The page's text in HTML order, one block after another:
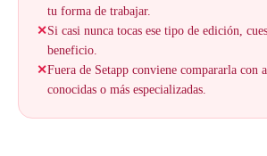
tu forma de trabajar.
✕Si casi nunca tocas ese tipo de edición,
beneficio.
✕Fuera de Setapp conviene compararla con
conocidas o más especializadas.